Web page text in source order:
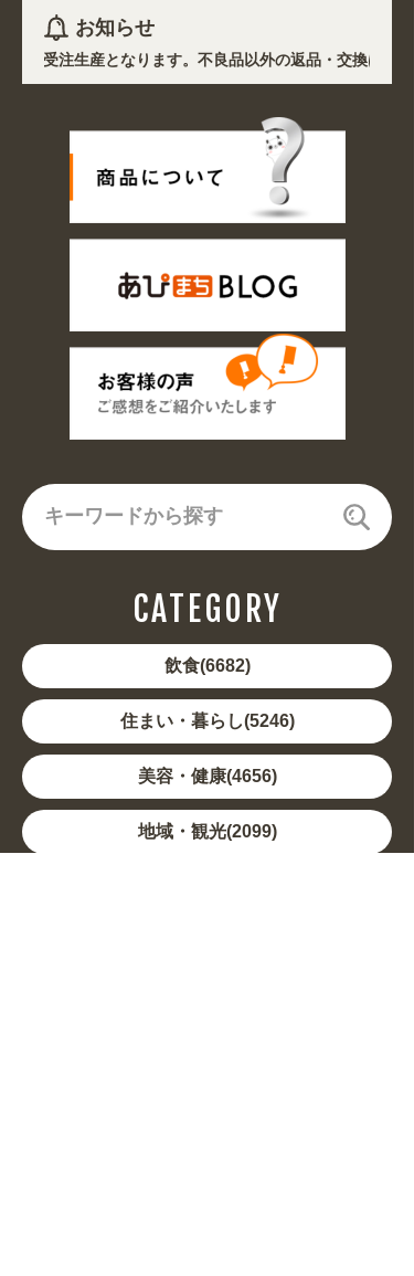
お知らせ
受注生産となります。不良品以外の返品・交換は一切
CATEGORY
飲食(6682)
住まい・暮らし(5246)
美容・健康(4656)
地域・観光(2099)